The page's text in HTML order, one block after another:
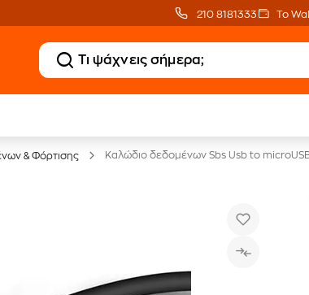
210 8181333 Το
Public
& Φόρτισης Καλώδιο δεδομένων Sbs Usb to